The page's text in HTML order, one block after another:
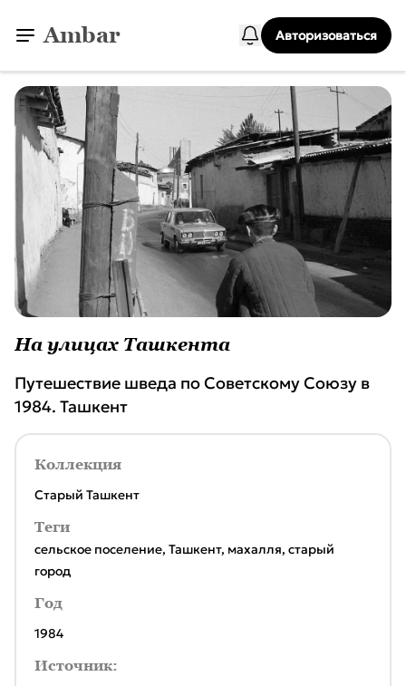
Ambar Авторизоваться
На улицах Ташкента
Путешествие шведа по Советскому Союзу в
1984. Ташкент
Коллекция
Старый Ташкент
Теги
сельское поселение, Ташкент, махалля, старый
город
Год
1984
Источник: